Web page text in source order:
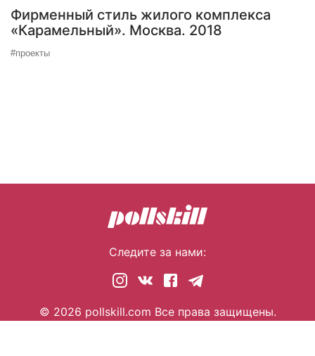
Фирменный стиль жилого комплекса
«Карамельный». Москва. 2018
#проекты
Следите за нами:
© 2026 pollskill.com Все права защищены.